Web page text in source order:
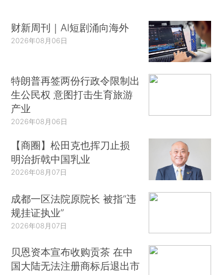
财新周刊｜AI短剧涌向海外
2026年08月06日
特朗普再签两份行政令限制出
生公民权 意图打击生育旅游
产业
2026年08月06日
【商圈】松田克也挥刀止损
明治折戟中国乳业
2026年08月07日
成都一区法院原院长 被指“违
规挂证执业”
2026年08月07日
贝恩资本宣布收购贡茶 在中
国大陆无法注册商标后退出市